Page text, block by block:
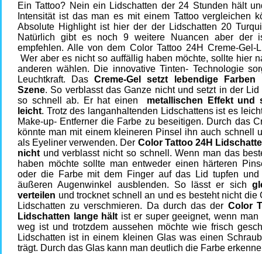
Ein Tattoo? Nein ein Lidschatten der 24 Stunden hält
Intensität ist das man es mit einem Tattoo vergleichen
Absolute Highlight ist hier der der Lidschatten 20
Natürlich gibt es noch 9 weitere Nuancen aber der
empfehlen. Alle von dem Color Tattoo 24H Creme-Gel-
Wer aber es nicht so auffällig haben möchte, sollte hier
anderen wählen. Die innovative Tinten- Technologie
Leuchtkraft. DasCreme-Gel setzt lebendige Farben
Szene. So verblasst das Ganze nicht und setzt in der
so schnell ab. Er hat einen
metallischen Effekt und
leicht. Trotz des langanhaltenden Lidschattens ist es
Make-up- Entferner die Farbe zu beseitigen. Durch das
könnte man mit einem kleineren Pinsel ihn auch schnell
als Eyeliner verwenden. Der Color Tattoo 24H
nicht und verblasst nicht so schnell. Wenn man das
haben möchte sollte man entweder einen härteren
oder die Farbe mit dem Finger auf das Lid tupfen und
äußeren Augenwinkel ausblenden. So lässt er sich
verteilen und trocknet schnell an und es besteht nicht die
Lidschatten zu verschmieren. Da durch das der Color
Lidschatten lange hält ist er super geeignet, wenn man
weg ist und trotzdem aussehen möchte wie frisch
Lidschatten ist in einem kleinen Glas was einen
trägt. Durch das Glas kann man deutlich die Farbe